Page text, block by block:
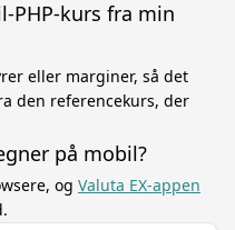
PHP-kurs fra min
eller marginer, så det
den referencekurs, der
på mobil?
og Valuta EX-appen